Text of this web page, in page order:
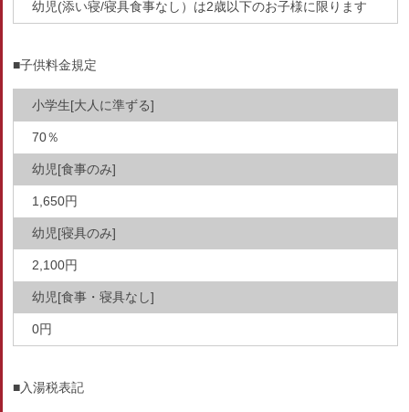
幼児(添い寝/寝具食事なし）は2歳以下のお子様に限ります
■子供料金規定
小学生[大人に準ずる]
70％
幼児[食事のみ]
1,650円
幼児[寝具のみ]
2,100円
幼児[食事・寝具なし]
0円
■入湯税表記